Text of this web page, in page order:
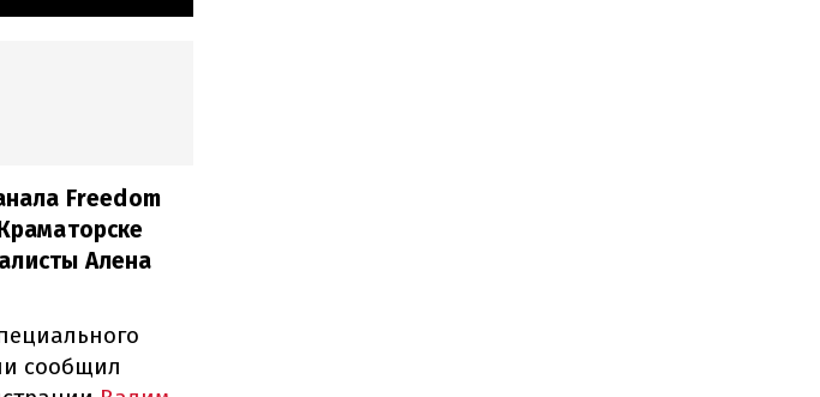
Freedom
Алена
сообщил